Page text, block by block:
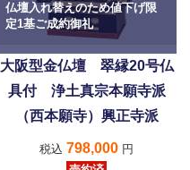
仏壇入れ替えのため値下げ限
定1基ご成約御礼
大阪型金仏壇 翠縁20号仏
具付 浄土真宗本願寺派
（西本願寺）興正寺派
税込 798,000 円